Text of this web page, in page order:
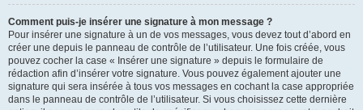
Comment puis-je insérer une signature à mon message ?
Pour insérer une signature à un de vos messages, vous devez tout d’abord en
créer une depuis le panneau de contrôle de l’utilisateur. Une fois créée, vous
pouvez cocher la case « Insérer une signature » depuis le formulaire de
rédaction afin d’insérer votre signature. Vous pouvez également ajouter une
signature qui sera insérée à tous vos messages en cochant la case appropriée
dans le panneau de contrôle de l’utilisateur. Si vous choisissez cette dernière